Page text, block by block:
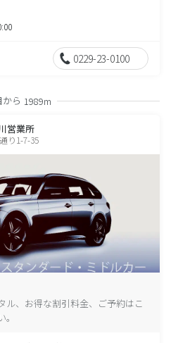
0229-23-0100
ら 1989m
営業所
り1-7-35
ル、お得な割引料金、ご予約はこ